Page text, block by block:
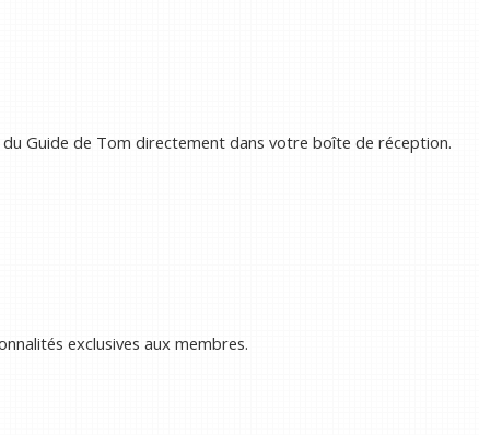
Guide de Tom directement dans votre boîte de réception.
exclusives aux membres.